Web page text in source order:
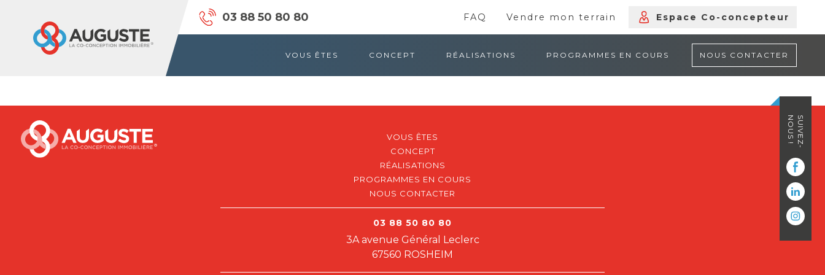
VOUS ÊTES CONCEPT RÉALISATIONS PROGRAMMES EN COURS NOUS CONTACTER
03 88 50 80 80 FAQ Vendre mon terrain Espace Co-concepteur
VOUS ÊTES
CONCEPT
RÉALISATIONS
PROGRAMMES EN COURS
NOUS CONTACTER
03 88 50 80 80
3A avenue Général Leclerc
67560 ROSHEIM
SUIVEZ-
NOUS !